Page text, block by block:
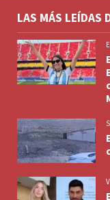
LAS MÁS LEÍDAS